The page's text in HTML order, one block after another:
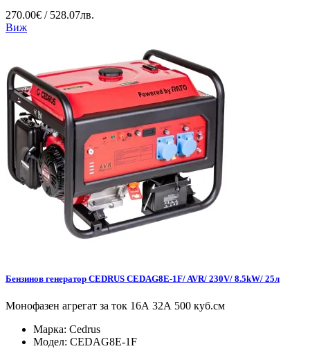
270.00€ / 528.07лв.
Виж
Бензинов генератор CEDRUS CEDAG8E-1F/ AVR/ 230V/ 8.5kW/ 25л
Монофазен агрегат за ток 16А 32А 500 куб.см
Марка: Cedrus
Модел: CEDAG8E-1F